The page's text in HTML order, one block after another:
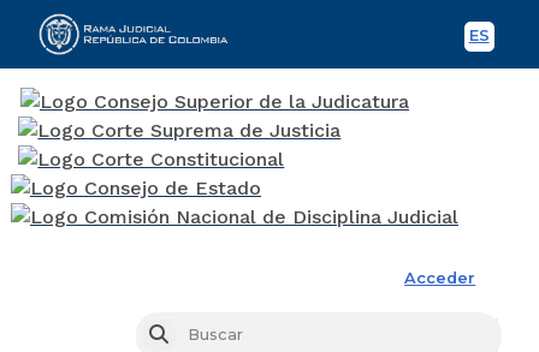
ES
Acceder
Buscar